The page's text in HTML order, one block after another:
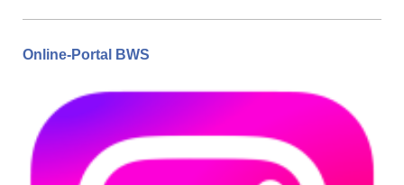
Online-Portal BWS